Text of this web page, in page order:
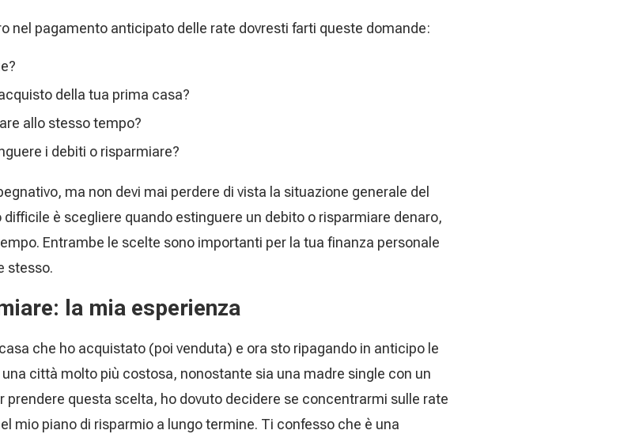
nel pagamento anticipato delle rate dovresti farti queste domande:
della tua prima casa?
allo stesso tempo?
i debiti o risparmiare?
ma non devi mai perdere di vista la situazione generale del
è scegliere quando estinguere un debito o risparmiare denaro,
Entrambe le scelte sono importanti per la tua finanza personale
stesso.
la mia esperienza
che ho acquistato (poi venduta) e ora sto ripagando in anticipo le
città molto più costosa, nonostante sia una madre single con un
prendere questa scelta, ho dovuto decidere se concentrarmi sulle rate
mio piano di risparmio a lungo termine. Ti confesso che è una